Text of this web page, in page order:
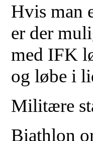
Hvis man
er der
med IFK
og løbe i
Militære
Biathlon